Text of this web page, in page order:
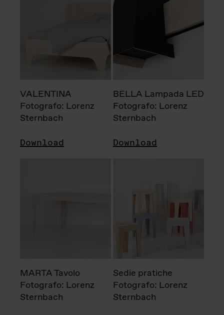
VALENTINA
Fotografo: Lorenz
Sternbach
Download
BELLA Lampada LED
Fotografo: Lorenz
Sternbach
Download
MARTA Tavolo
Fotografo: Lorenz
Sternbach
Sedie pratiche
Fotografo: Lorenz
Sternbach